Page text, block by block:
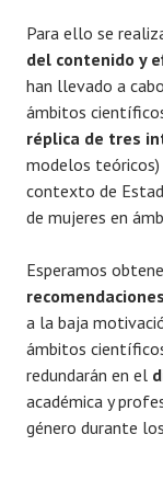
Para ello se
del contenido y
han llevado a
ámbitos
réplica de tres
modelos
contexto de
de mujeres en
Esperamos
recomendaciones
a la baja
ámbitos
redundarán en el
académica y
género durante